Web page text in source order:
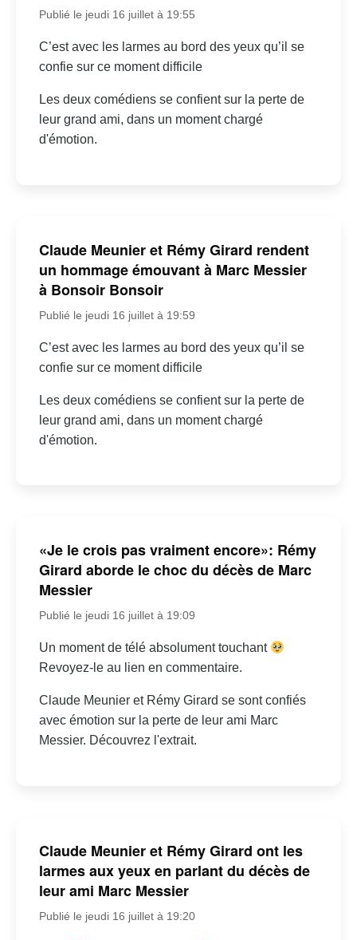
Publié le jeudi 16 juillet à 19:55
C’est avec les larmes au bord des yeux qu’il se
confie sur ce moment difficile
Les deux comédiens se confient sur la perte de
leur grand ami, dans un moment chargé
d'émotion.
Claude Meunier et Rémy Girard rendent
un hommage émouvant à Marc Messier
à Bonsoir Bonsoir
Publié le jeudi 16 juillet à 19:59
C’est avec les larmes au bord des yeux qu’il se
confie sur ce moment difficile
Les deux comédiens se confient sur la perte de
leur grand ami, dans un moment chargé
d'émotion.
«Je le crois pas vraiment encore»: Rémy
Girard aborde le choc du décès de Marc
Messier
Publié le jeudi 16 juillet à 19:09
Un moment de télé absolument touchant
Revoyez-le au lien en commentaire.
Claude Meunier et Rémy Girard se sont confiés
avec émotion sur la perte de leur ami Marc
Messier. Découvrez l'extrait.
Claude Meunier et Rémy Girard ont les
larmes aux yeux en parlant du décès de
leur ami Marc Messier
Publié le jeudi 16 juillet à 19:20